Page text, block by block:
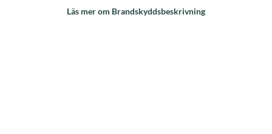
Läs mer om Brandskyddsbeskrivning